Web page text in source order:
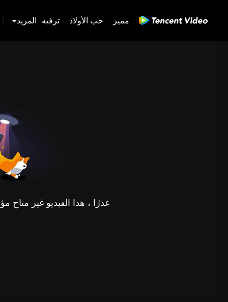
مميز حب الأولاد ترفيه المزيد |
عذرًا ، هذا الفيديو غير